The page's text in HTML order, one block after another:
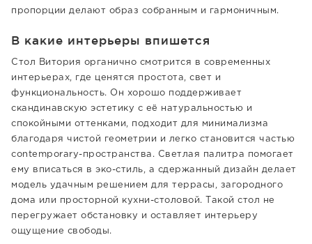
пропорции делают образ собранным и гармоничным.
В какие интерьеры впишется
Стол Витория органично смотрится в современных
интерьерах, где ценятся простота, свет и
функциональность. Он хорошо поддерживает
скандинавскую эстетику с её натуральностью и
спокойными оттенками, подходит для минимализма
благодаря чистой геометрии и легко становится частью
contemporary-пространства. Светлая палитра помогает
ему вписаться в эко-стиль, а сдержанный дизайн делает
модель удачным решением для террасы, загородного
дома или просторной кухни-столовой. Такой стол не
перегружает обстановку и оставляет интерьеру
ощущение свободы.